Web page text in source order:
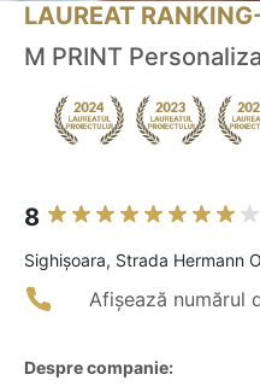
LAUREAT
M PRINT
8
Sighişoara, Strada Hermann
Afișează numărul
Despre companie: